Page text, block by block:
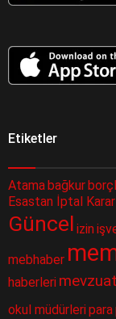
Etiketler
Atamabağkur
Esastan İptal
Güncel izin
mebhaber
haberleri mevzuat
okul müdürleripara